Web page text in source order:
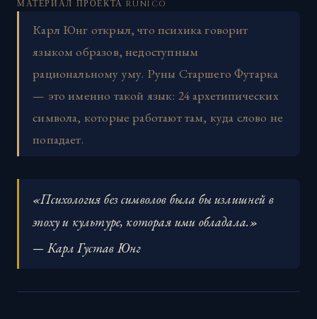
МАТЕРИАЛ ПРОЕКТА RUNICO
Карл Юнг открыл, что психика говорит
языком образов, недоступным
рациональному уму. Руны Старшего Футарка
— это именно такой язык: 24 архетипических
символа, которые работают там, куда слово не
попадает.
«Психология без символов была бы излишней в
эпоху и культуре, которая ими обладала.»
— Карл Густав Юнг